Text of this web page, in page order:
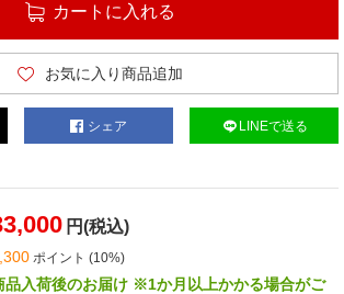
カートに入れる
お気に入り商品追加
シェア LINEで送る
円(税込)
ポイント (10%)
品入荷後のお届け ※1か月以上かかる場合がご